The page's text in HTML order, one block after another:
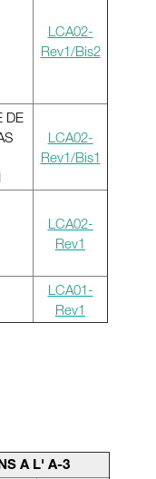
LCA02-
Rev1/Bis2
DE
LCA02-
Rev1/Bis1
LCA02-
Rev1
LCA01-
Rev1
A L' A-3